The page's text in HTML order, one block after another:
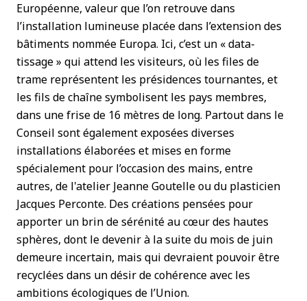
Européenne, valeur que l’on retrouve dans
l’installation lumineuse placée dans l’extension des
bâtiments nommée Europa. Ici, c’est un « data-
tissage » qui attend les visiteurs, où les files de
trame représentent les présidences tournantes, et
les fils de chaîne symbolisent les pays membres,
dans une frise de 16 mètres de long. Partout dans le
Conseil sont également exposées diverses
installations élaborées et mises en forme
spécialement pour l’occasion des mains, entre
autres, de l'atelier Jeanne Goutelle ou du plasticien
Jacques Perconte. Des créations pensées pour
apporter un brin de sérénité au cœur des hautes
sphères, dont le devenir à la suite du mois de juin
demeure incertain, mais qui devraient pouvoir être
recyclées dans un désir de cohérence avec les
ambitions écologiques de l’Union.